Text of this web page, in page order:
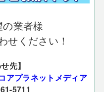
業者様
せください！
先】
アプラネットメディア
5711